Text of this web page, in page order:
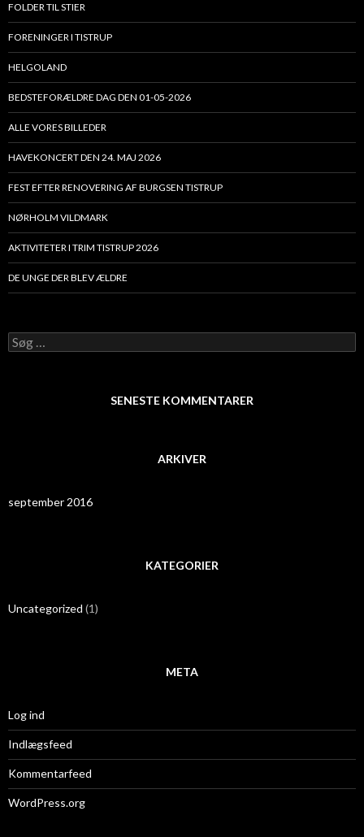
FOLDER TIL STIER
FORENINGER I TISTRUP
HELGOLAND
BEDSTEFORÆLDRE DAG DEN 01-05-2026
ALLE VORES BILLEDER
HAVEKONCERT DEN 24. MAJ 2026
FEST EFTER RENOVERING AF BURGSEN TISTRUP
NØRHOLM VILDMARK
AKTIVITETER I TRIM TISTRUP 2026
DE UNGE DER BLEV ÆLDRE
Søg
efter:
SENESTE KOMMENTARER
ARKIVER
september 2016
KATEGORIER
Uncategorized (1)
META
Log ind
Indlægsfeed
Kommentarfeed
WordPress.org